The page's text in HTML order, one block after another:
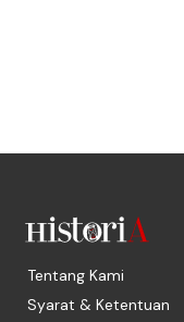
Tentang Kami
Syarat & Ketentuan